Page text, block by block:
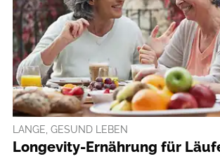
LANGE, GESUND LEBEN
Longevity-Ernährung für